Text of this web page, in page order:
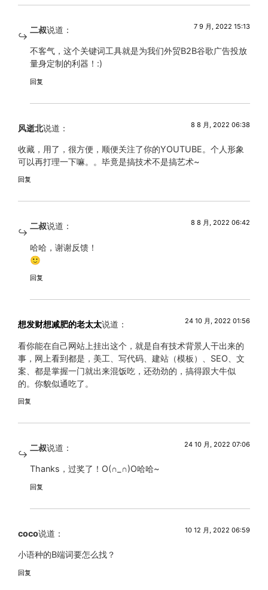
二叔说道： 7 9 月, 2022 15:13
不客气，这个关键词工具就是为我们外贸B2B谷歌广告投放
量身定制的利器！:)
回复
风逝北说道： 8 8 月, 2022 06:38
收藏，用了，很方便，顺便关注了你的YOUTUBE。个人形象
可以再打理一下嘛。。毕竟是搞技术不是搞艺术~
回复
二叔说道： 8 8 月, 2022 06:42
哈哈，谢谢反馈！
🙂
回复
想发财想减肥的老太太说道： 24 10 月, 2022 01:56
看你能在自己网站上挂出这个，就是自有技术背景人干出来的
事，网上看到都是，美工、写代码、建站（模板）、SEO、文
案、都是掌握一门就出来混饭吃，还劲劲的，搞得跟大牛似
的。你貌似通吃了。
回复
二叔说道： 24 10 月, 2022 07:06
Thanks，过奖了！O(∩_∩)O哈哈~
回复
coco说道： 10 12 月, 2022 06:59
小语种的B端词要怎么找？
回复